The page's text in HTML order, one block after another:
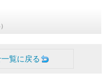
覧に戻る